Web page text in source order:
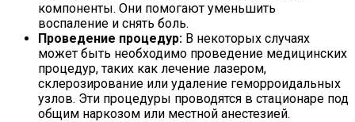
компоненты. Они помогают уменьшить
воспаление и снять боль.
Проведение процедур: В некоторых случаях
может быть необходимо проведение медицинских
процедур, таких как лечение лазером,
склерозирование или удаление геморроидальных
узлов. Эти процедуры проводятся в стационаре под
общим наркозом или местной анестезией.